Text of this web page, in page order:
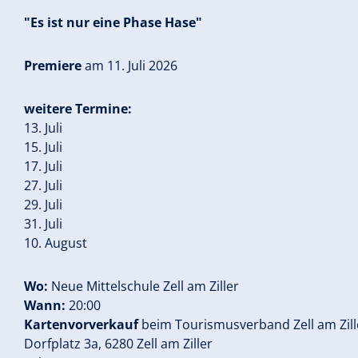
"Es ist nur eine Phase Hase"
Premieream 11. Juli 2026
weitere Termine:
13. Juli
15. Juli
17. Juli
27. Juli
29. Juli
31. Juli
10. August
Wo: Neue Mittelschule Zell am Ziller
Wann: 20:00
Kartenvorverkaufbeim Tourismusverband Zell am
Dorfplatz 3a, 6280 Zell am Ziller